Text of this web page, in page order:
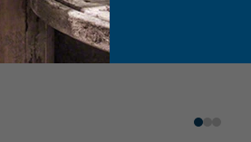
x de R$ 64,90sem juros
Comprar